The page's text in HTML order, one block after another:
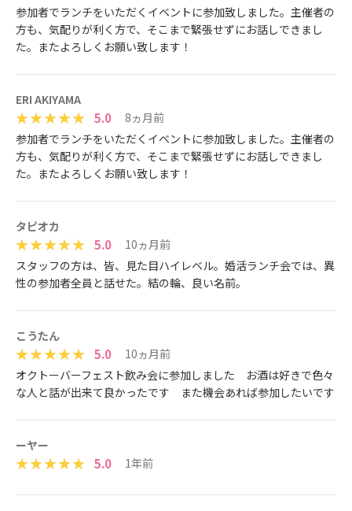
参加者でランチをいただくイベントに参加致しました。主催者の
方も、気配りが利く方で、そこまで緊張せずにお話しできまし
た。またよろしくお願い致します！
ERI AKIYAMA
5.0
8ヵ月前
参加者でランチをいただくイベントに参加致しました。主催者の
方も、気配りが利く方で、そこまで緊張せずにお話しできまし
た。またよろしくお願い致します！
タピオカ
5.0
10ヵ月前
スタッフの方は、皆、見た目ハイレベル。婚活ランチ会では、異
性の参加者全員と話せた。結の輪、良い名前。
こうたん
5.0
10ヵ月前
オクトーバーフェスト飲み会に参加しました お酒は好きで色々
な人と話が出来て良かったです また機会あれば参加したいです
ーヤー
5.0 1年前